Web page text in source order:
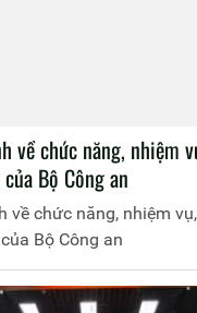
về chức năng, nhiệm
Bộ Công an
về chức năng, nhiệm
Bộ Công an